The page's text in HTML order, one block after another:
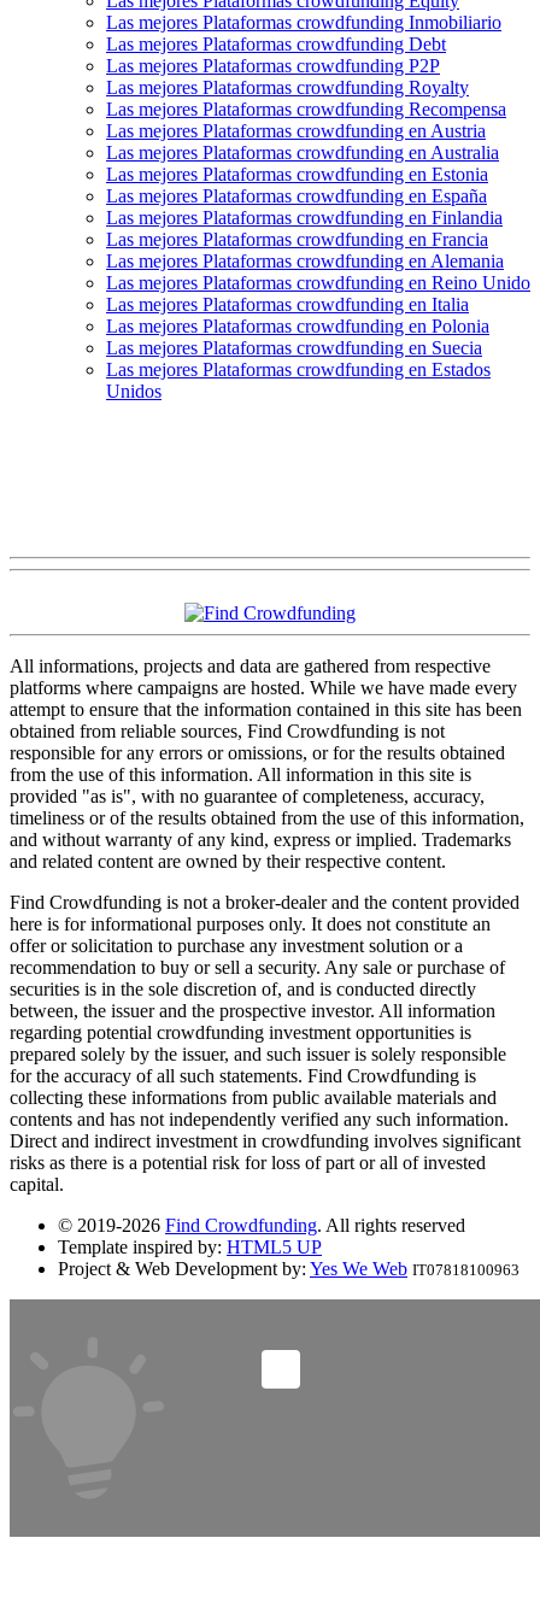
Las mejores Plataformas crowdfunding Inmobiliario
Las mejores Plataformas crowdfunding Debt
Las mejores Plataformas crowdfunding P2P
Las mejores Plataformas crowdfunding Royalty
Las mejores Plataformas crowdfunding Recompensa
Las mejores Plataformas crowdfunding en Austria
Las mejores Plataformas crowdfunding en Australia
Las mejores Plataformas crowdfunding en Estonia
Las mejores Plataformas crowdfunding en España
Las mejores Plataformas crowdfunding en Finlandia
Las mejores Plataformas crowdfunding en Francia
Las mejores Plataformas crowdfunding en Alemania
Las mejores Plataformas crowdfunding en Reino Unido
Las mejores Plataformas crowdfunding en Italia
Las mejores Plataformas crowdfunding en Polonia
Las mejores Plataformas crowdfunding en Suecia
Las mejores Plataformas crowdfunding en Estados
Unidos
All informations, projects and data are gathered from respective
platforms where campaigns are hosted. While we have made every
attempt to ensure that the information contained in this site has been
obtained from reliable sources, Find Crowdfunding is not
responsible for any errors or omissions, or for the results obtained
from the use of this information. All information in this site is
provided "as is", with no guarantee of completeness, accuracy,
timeliness or of the results obtained from the use of this information,
and without warranty of any kind, express or implied. Trademarks
and related content are owned by their respective content.
Find Crowdfunding is not a broker-dealer and the content provided
here is for informational purposes only. It does not constitute an
offer or solicitation to purchase any investment solution or a
recommendation to buy or sell a security. Any sale or purchase of
securities is in the sole discretion of, and is conducted directly
between, the issuer and the prospective investor. All information
regarding potential crowdfunding investment opportunities is
prepared solely by the issuer, and such issuer is solely responsible
for the accuracy of all such statements. Find Crowdfunding is
collecting these informations from public available materials and
contents and has not independently verified any such information.
Direct and indirect investment in crowdfunding involves significant
risks as there is a potential risk for loss of part or all of invested
capital.
© 2019-2026 Find Crowdfunding. All rights reserved
Template inspired by: HTML5 UP
Project & Web Development by: Yes We Web IT07818100963